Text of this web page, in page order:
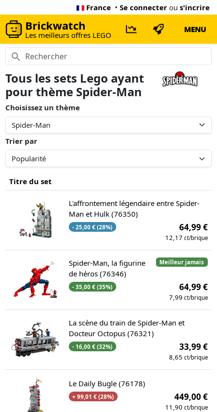
France • Se connecter ou s'incrire
Brickwatch
Les meilleurs offres LEGO
MENU
Tous les sets Lego ayant
pour thème Spider-Man
Choisissez un thème
Trier par
Titre du set
L'affrontement légendaire entre Spider-
Man et Hulk (76350)
- 25,00 € (28%) 64,99 €
12,17 ct/brique
Meilleur jamais
Spider-Man, la figurine
de héros (76346)
- 35,00 € (35%) 64,99 €
7,99 ct/brique
La scène du train de Spider-Man et
Docteur Octopus (76321)
- 16,00 € (32%) 33,99 €
8,65 ct/brique
Le Daily Bugle (76178)
+ 99,01 € (28%) 449,00 €
11,90 ct/brique